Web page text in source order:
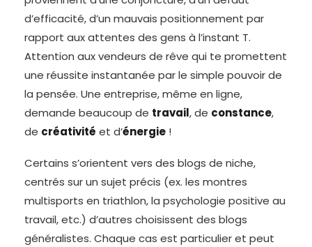
d’efficacité, d’un mauvais positionnement par
rapport aux attentes des gens à l’instant T.
Attention aux vendeurs de rêve qui te promettent
une réussite instantanée par le simple pouvoir de
la pensée. Une entreprise, même en ligne,
demande beaucoup de travail, de constance,
de créativité et d’énergie !
Certains s’orientent vers des blogs de niche,
centrés sur un sujet précis (ex. les montres
multisports en triathlon, la psychologie positive au
travail, etc.) d’autres choisissent des blogs
généralistes. Chaque cas est particulier et peut